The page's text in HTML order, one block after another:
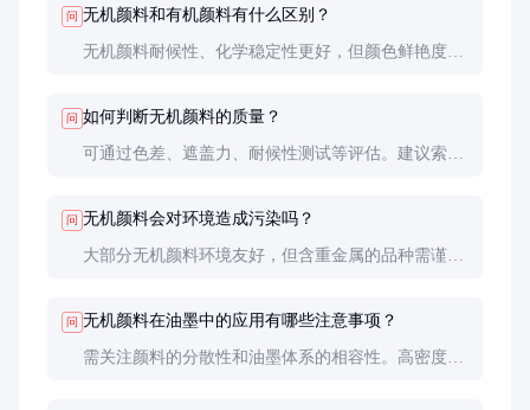
问 无机颜料和有机颜料有什么区别？
无机颜料耐候性、化学稳定性更好，但颜色鲜艳度不
问 如何判断无机颜料的质量？
可通过色差、遮盖力、耐候性测试等评估。建议索取
问 无机颜料会对环境造成污染吗？
大部分无机颜料环境友好，但含重金属的品种需谨慎
问 无机颜料在油墨中的应用有哪些注意事项？
需关注颜料的分散性和油墨体系的相容性。高密度颜